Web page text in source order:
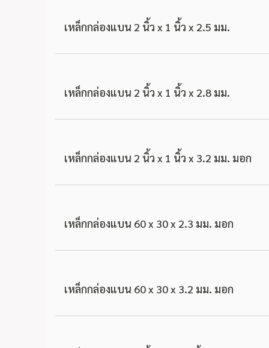
เหล็กกล่องแบน 2 นิ้ว x 1 นิ้ว x 2.5 มม.
เหล็กกล่องแบน 2 นิ้ว x 1 นิ้ว x 2.8 มม.
เหล็กกล่องแบน 2 นิ้ว x 1 นิ้ว x 3.2 มม. มอก
เหล็กกล่องแบน 60 x 30 x 2.3 มม. มอก
เหล็กกล่องแบน 60 x 30 x 3.2 มม. มอก